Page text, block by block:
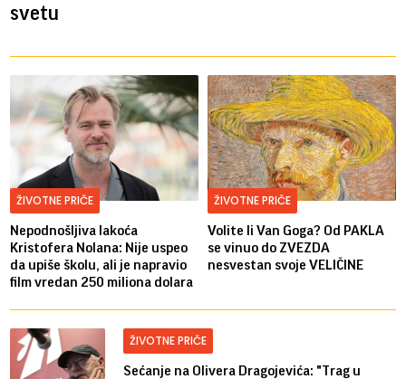
svetu
ŽIVOTNE PRIČE
Nepodnošljiva lakoća
Kristofera Nolana: Nije uspeo
da upiše školu, ali je napravio
film vredan 250 miliona dolara
ŽIVOTNE PRIČE
Volite li Van Goga? Od PAKLA
se vinuo do ZVEZDA
nesvestan svoje VELIČINE
ŽIVOTNE PRIČE
Sećanje na Olivera Dragojevića: "Trag u